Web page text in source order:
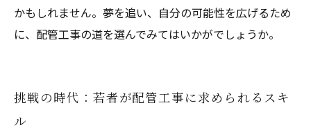
かもしれません。夢を追い、自分の可能性を広げるため
に、配管工事の道を選んでみてはいかがでしょうか。
挑戦の時代：若者が配管工事に求められるスキ
ル